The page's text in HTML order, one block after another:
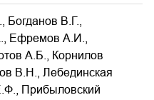
В.Г.,
Ефремов А.И.,
А.Б., Корнилов
В.Н., Лебединская
Прибыловский